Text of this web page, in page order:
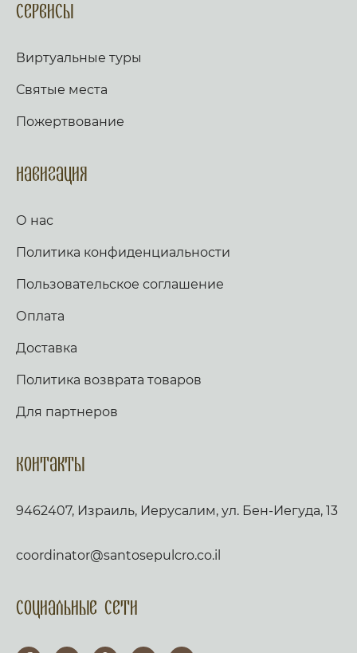
Сервисы
Виртуальные туры
Святые места
Пожертвование
Навигация
О нас
Политика конфиденциальности
Пользовательское соглашение
Оплата
Доставка
Политика возврата товаров
Для партнеров
Контакты
9462407, Израиль, Иерусалим, ул. Бен-Иегуда, 13
coordinator@santosepulcro.co.il
Социальные сети